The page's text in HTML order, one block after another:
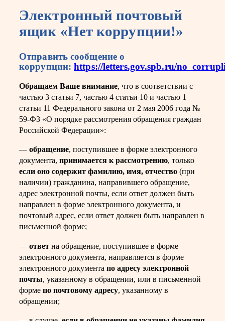
Электронный почтовый
ящик «Нет коррупции!»
Отправить сообщение о
коррупции: https://letters.gov.spb.ru/
Обращаем Ваше внимание, что в соответствии с
частью 3 статьи 7, частью 4 статьи 10 и частью 1
статьи 11 Федерального закона от 2 мая 2006 года №
59-ФЗ «О порядке рассмотрения обращения граждан
Российской Федерации»:
— обращение, поступившее в форме электронного
документа, принимается к рассмотрению, только
если оно содержит фамилию, имя, отчество (при
наличии) гражданина, направившего обращение,
адрес электронной почты, если ответ должен быть
направлен в форме электронного документа, и
почтовый адрес, если ответ должен быть направлен в
письменной форме;
— ответ на обращение, поступившее в форме
электронного документа, направляется в форме
электронного документа по адресу электронной
почты, указанному в обращении, или в письменной
форме по почтовому адресу, указанному в
обращении;